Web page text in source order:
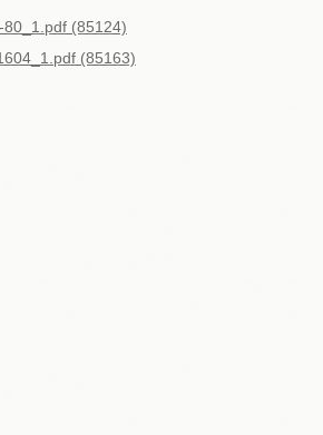
80_1.pdf (85124)
(85163)